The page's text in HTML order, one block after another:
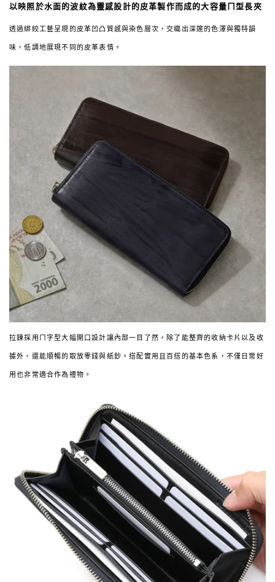
以映照於水面的波紋為靈感設計的皮革製作而成的大容量ㄇ型長夾
透過綁絞工藝呈現的皮革凹凸質感與染色層次，交織出深邃的色澤與獨特韻
味，低調地展現不同的皮革表情。
拉鍊採用ㄇ字型大幅開口設計讓內部一目了然，除了能整齊的收納卡片以及收
據外，還能順暢的取放零錢與紙鈔。搭配實用且百搭的基本色系，不僅日常好
用也非常適合作為禮物。